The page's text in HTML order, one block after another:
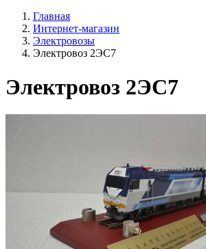
Главная
Интернет-магазин
Электровозы
Электровоз 2ЭС7
Электровоз 2ЭС7